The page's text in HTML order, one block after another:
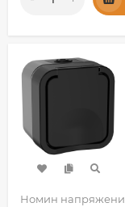
Номин